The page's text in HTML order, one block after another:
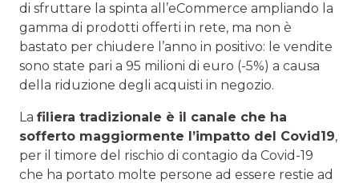
di sfruttare la spinta all’eCommerce ampliando la
gamma di prodotti offerti in rete, ma non è
bastato per chiudere l’anno in positivo: le vendite
sono state pari a 95 milioni di euro (-5%) a causa
della riduzione degli acquisti in negozio.
La filiera tradizionale è il canale che ha
sofferto maggiormente l’impatto del Covid19,
per il timore del rischio di contagio da Covid-19
che ha portato molte persone ad essere restie ad